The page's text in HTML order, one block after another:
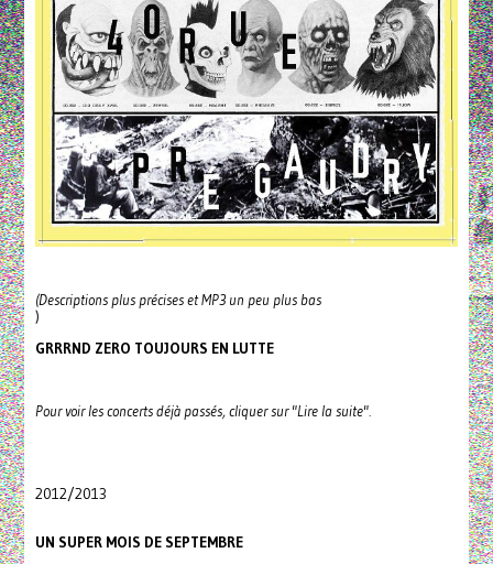
(Descriptions plus précises et MP3 un peu plus bas
)
GRRRND ZERO TOUJOURS EN LUTTE
Pour voir les concerts déjà passés, cliquer sur "Lire la suite".
2012/2013
UN SUPER MOIS DE SEPTEMBRE